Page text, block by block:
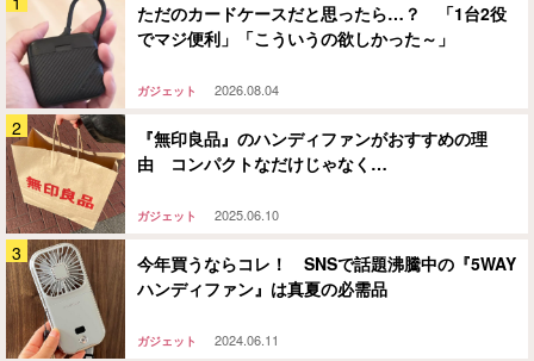
ただのカードケースだと思ったら…？ 「1台2役
でマジ便利」「こういうの欲しかった～」
ガジェット 2026.08.04
『無印良品』のハンディファンがおすすめの理
由 コンパクトなだけじゃなく…
ガジェット 2025.06.10
今年買うならコレ！ SNSで話題沸騰中の『5WAY
ハンディファン』は真夏の必需品
ガジェット 2024.06.11